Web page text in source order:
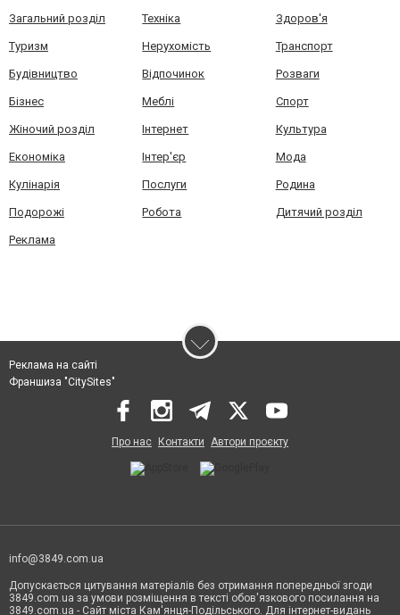
Загальний розділ Техніка Здоров'я
Туризм Нерухомість Транспорт
Будівництво Відпочинок Розваги
Бізнес Меблі Спорт
Жіночий розділ Інтернет Культура
Економіка Інтер'єр Мода
Кулінарія Послуги Родина
Подорожі Робота Дитячий розділ
Реклама
Реклама на сайті
Франшиза "CitySites"
Про нас Контакти Автори проєкту
info@3849.com.ua
Допускається цитування матеріалів без отримання попередньої згоди
3849.com.ua за умови розміщення в тексті обов'язкового посилання на
3849.com.ua - Сайт міста Кам'янця-Подільського. Для інтернет-видань